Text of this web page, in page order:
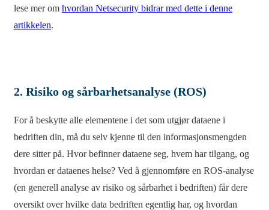
lese mer om hvordan Netsecurity bidrar med dette i denne
artikkelen.
2. Risiko og sårbarhetsanalyse (ROS)
For å beskytte alle elementene i det som utgjør dataene i
bedriften din, må du selv kjenne til den informasjonsmengden
dere sitter på. Hvor befinner dataene seg, hvem har tilgang, og
hvordan er dataenes helse? Ved å gjennomføre en ROS-analyse
(en generell analyse av risiko og sårbarhet i bedriften) får dere
oversikt over hvilke data bedriften egentlig har, og hvordan